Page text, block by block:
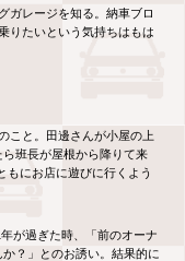
ガレージを知る。納車ブロ
りたいという気持ちはもは
こと。田邊さんが小屋の上
班長が屋根から降りて来
もにお店に遊びに行くよう
が過ぎた時、「前のオーナ
？」とのお誘い。結果的に